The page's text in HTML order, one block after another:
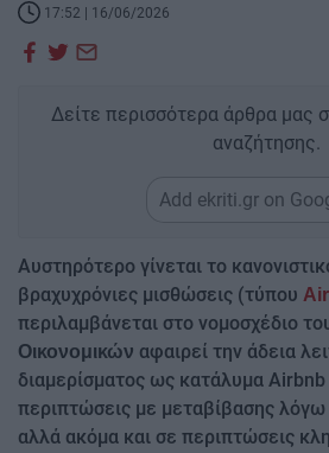
17:52 | 16/06/2026
Δείτε περισσότερα άρθρα μας
αναζήτησης.
Add ekriti.gr on
Αυστηρότερο γίνεται το
βραχυχρόνιες μισθώσεις (τύπου
περιλαμβάνεται στο νομοσχέδιο
Οικονομικών αφαιρεί την άδεια
διαμερίσματος ως κατάλυμα Airbnb
περιπτώσεις με μεταβίβασης
αλλά ακόμα και σε περιπτώσεις